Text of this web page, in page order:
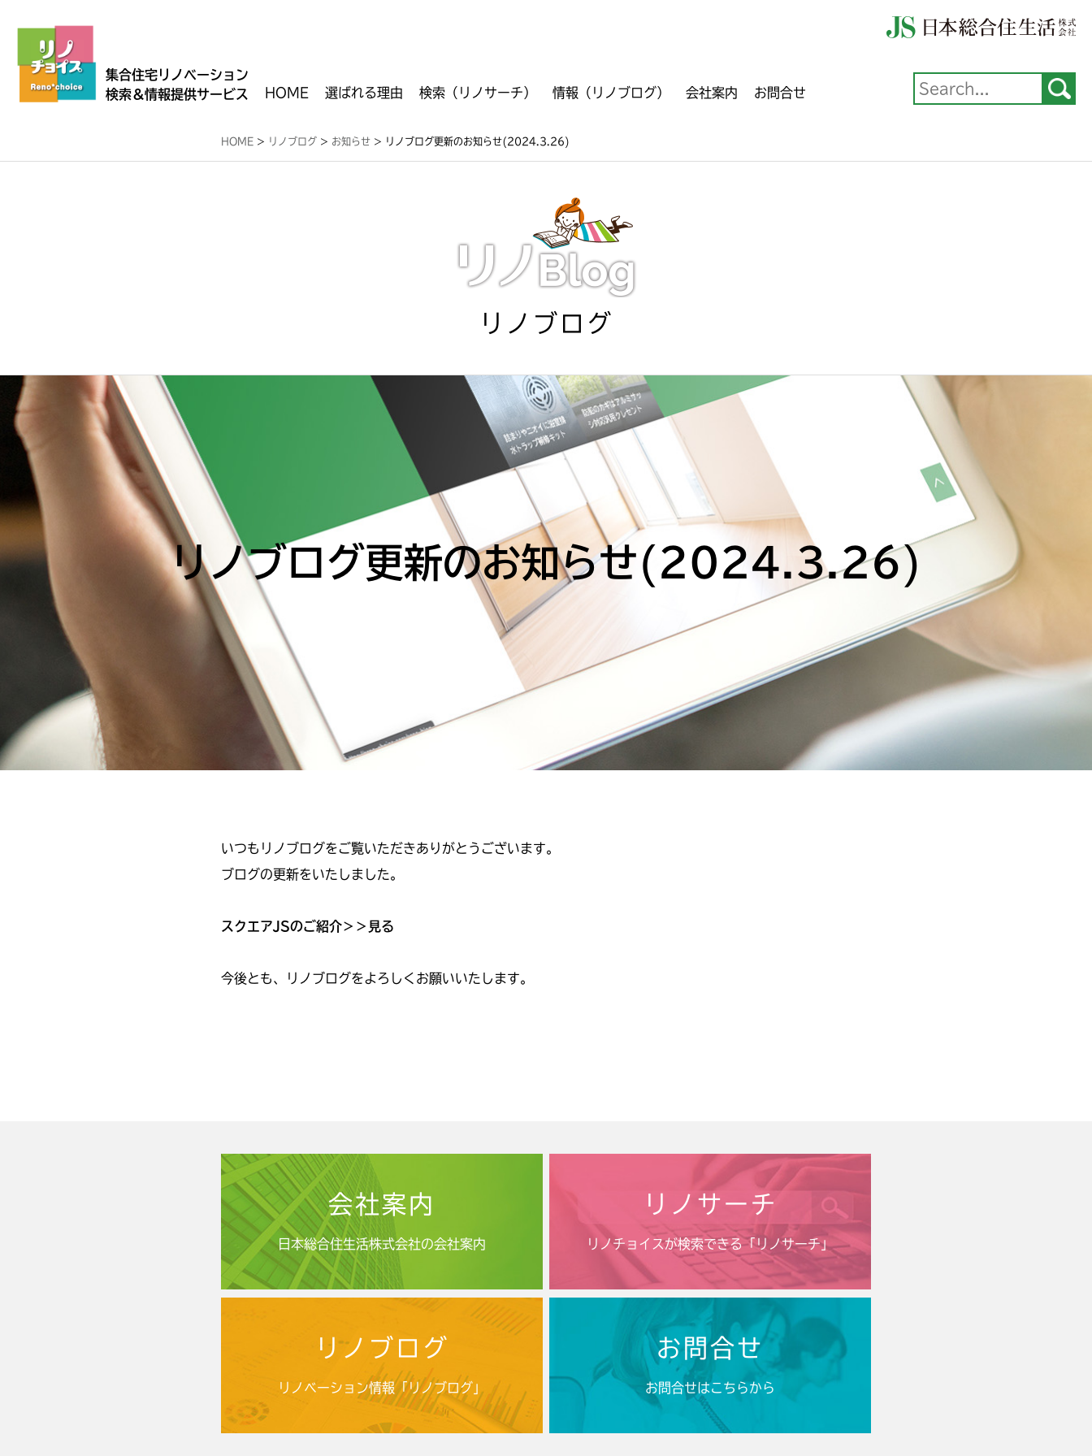
集合住宅リノベーション
検索＆情報提供サービス
HOME 選ばれる理由 検索（リノサーチ）
ご利用方法
フリーワード検索
VR検索
工事箇所別検索
商品別検索
資料ダウンロード
情報（リノブログ） 会社案内 お問合せ
HOME > リノブログ > お知らせ > リノブログ更新のお知らせ(2024.3.26)
リノブログ
リノブログ更新のお知らせ(2024.3.26)
いつもリノブログをご覧いただきありがとうございます。
ブログの更新をいたしました。
スクエアJSのご紹介＞＞見る
今後とも、リノブログをよろしくお願いいたします。
会社案内
日本総合住生活株式会社の会社案内
リノサーチ
リノチョイスが検索できる「リノサーチ」
リノブログ
リノベーション情報「リノブログ」
お問合せ
お問合せはこちらから